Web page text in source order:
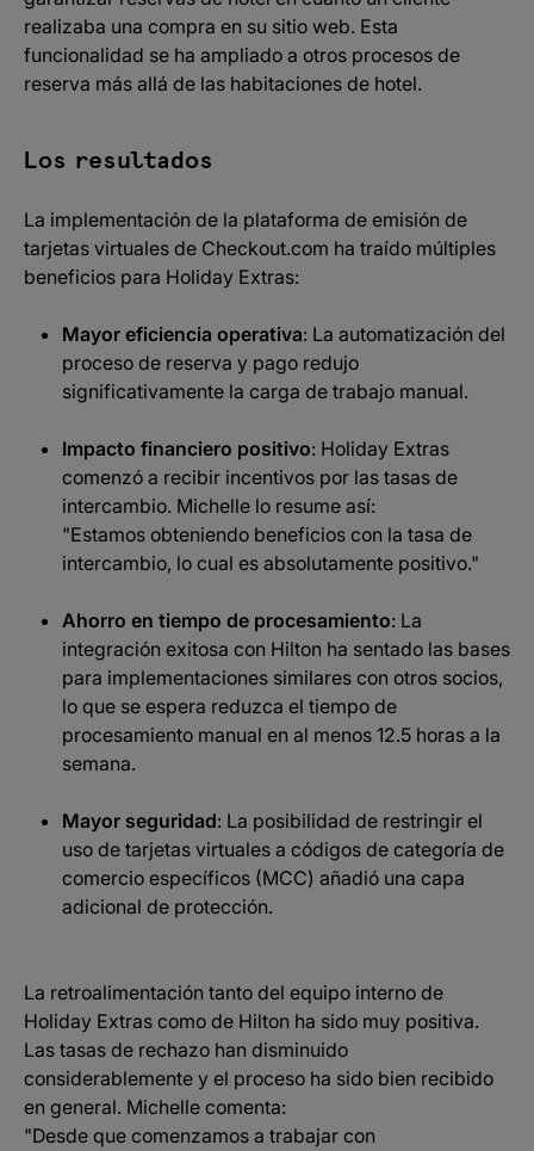
realizaba una compra en su sitio web. Esta
funcionalidad se ha ampliado a otros procesos de
reserva más allá de las habitaciones de hotel.
Los resultados
La implementación de la plataforma de emisión de
tarjetas virtuales de Checkout.com ha traído múltiples
beneficios para Holiday Extras:
Mayor eficiencia operativa: La automatización del
proceso de reserva y pago redujo
significativamente la carga de trabajo manual.
Impacto financiero positivo: Holiday Extras
comenzó a recibir incentivos por las tasas de
intercambio. Michelle lo resume así:
"Estamos obteniendo beneficios con la tasa de
intercambio, lo cual es absolutamente positivo."
Ahorro en tiempo de procesamiento: La
integración exitosa con Hilton ha sentado las bases
para implementaciones similares con otros socios,
lo que se espera reduzca el tiempo de
procesamiento manual en al menos 12.5 horas a la
semana.
Mayor seguridad: La posibilidad de restringir el
uso de tarjetas virtuales a códigos de categoría de
comercio específicos (MCC) añadió una capa
adicional de protección.
La retroalimentación tanto del equipo interno de
Holiday Extras como de Hilton ha sido muy positiva.
Las tasas de rechazo han disminuido
considerablemente y el proceso ha sido bien recibido
en general. Michelle comenta:
"Desde que comenzamos a trabajar con